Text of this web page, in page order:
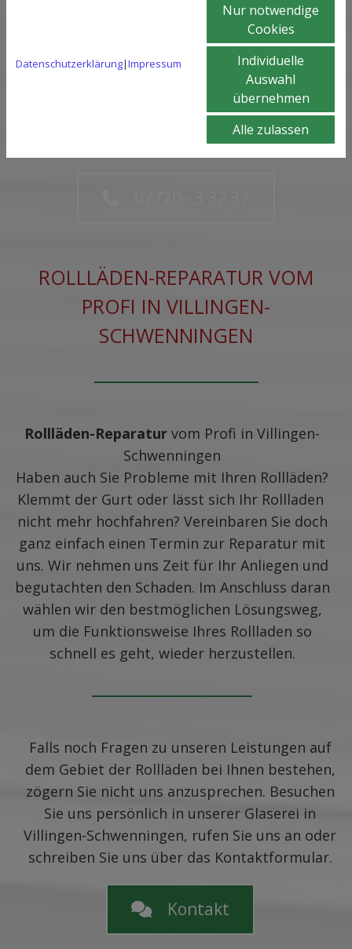
ROLLLÄDEN-REPARATUR VOM
PROFI IN VILLINGEN-
SCHWENNINGEN
Rollläden-Reparatur vom Profi in Villingen-
Schwenningen
Haben auch Sie Probleme mit Ihren Rollläden?
Klemmt der Gurt oder lässt sich Ihr Rollladen
nicht mehr hochfahren? Vereinbaren Sie doch
ganz einfach einen Termin zur Reparatur mit
uns. Wir nehmen uns Zeit für Ihr Anliegen und
begutachten den Schaden. Im Anschluss daran
wählen wir den bestmöglichen Lösungsweg,
um die Funktionsweise Ihres Rollladen so
schnell es geht, wieder herzustellen.
Falls noch Fragen zu unseren Leistungen auf
dem Gebiet der Rollläden bei Ihnen bestehen,
zögern Sie nicht uns anzusprechen. Besuchen
Sie uns persönlich in unserer Glaserei in
Villingen-Schwenningen, rufen Sie uns an oder
schreiben Sie uns über das Kontaktformular.
Kontakt
Datenschutzerklärung|Impressum
Nur notwendige
Cookies
Individuelle
Auswahl
übernehmen
Alle zulassen